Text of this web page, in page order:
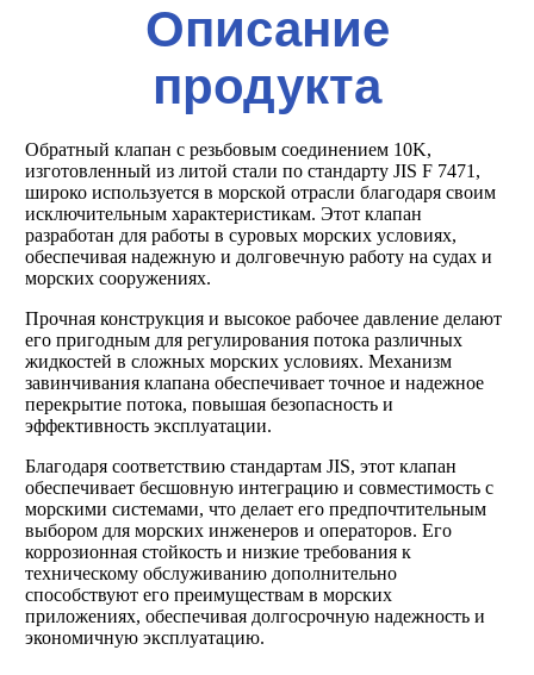
Описание
продукта
Обратный клапан с резьбовым соединением 10K,
изготовленный из литой стали по стандарту JIS F 7471,
широко используется в морской отрасли благодаря своим
исключительным характеристикам. Этот клапан
разработан для работы в суровых морских условиях,
обеспечивая надежную и долговечную работу на судах и
морских сооружениях.
Прочная конструкция и высокое рабочее давление делают
его пригодным для регулирования потока различных
жидкостей в сложных морских условиях. Механизм
завинчивания клапана обеспечивает точное и надежное
перекрытие потока, повышая безопасность и
эффективность эксплуатации.
Благодаря соответствию стандартам JIS, этот клапан
обеспечивает бесшовную интеграцию и совместимость с
морскими системами, что делает его предпочтительным
выбором для морских инженеров и операторов. Его
коррозионная стойкость и низкие требования к
техническому обслуживанию дополнительно
способствуют его преимуществам в морских
приложениях, обеспечивая долгосрочную надежность и
экономичную эксплуатацию.